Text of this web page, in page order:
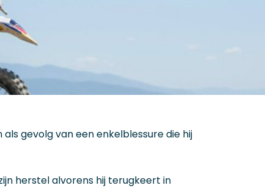
gevolg van een enkelblessure die hij
herstel alvorens hij terugkeert in